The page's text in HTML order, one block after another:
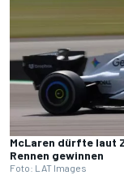
McLaren dürfte laut
Rennen gewinnen
Foto: LAT Images